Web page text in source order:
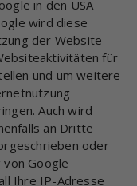
in den USA
wird diese
der Website
für
und um weitere
Auch wird
an Dritte
oder
Google
Ihre IP-Adresse